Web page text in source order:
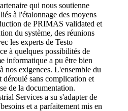
qui nous soutienne
à l'étalonnage des moyens
de PRIMAS validated et
du système, des réunions
les experts de Testo
à quelques possibilités de
informatique a pu être bien
nos exigences. L'ensemble du
déroulé sans complication et
de la documentation.
Services a su s'adapter de
et a parfaitement mis en